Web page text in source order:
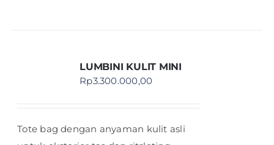
LUMBINI KULIT MINI
Rp3.300.000,00
Tote bag dengan anyaman kulit asli